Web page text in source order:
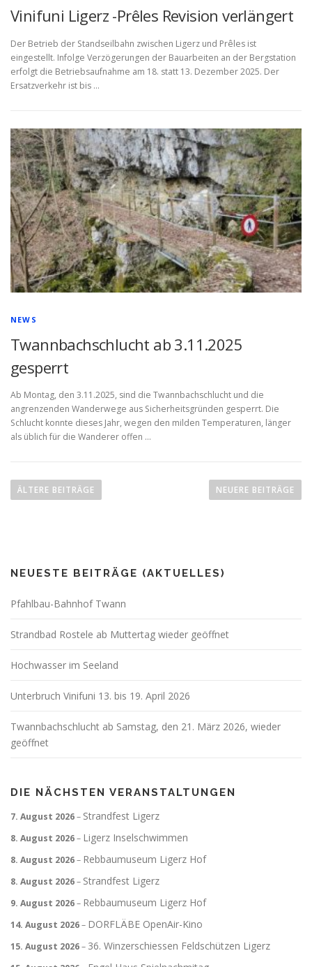
Vinifuni Ligerz -Prêles Revision verlängert
Der Betrieb der Standseilbahn zwischen Ligerz und Prêles ist
eingestellt. Infolge Verzögerungen der Bauarbeiten an der Bergstation
erfolgt die Betriebsaufnahme am 18. statt 13. Dezember 2025. Der
Ersatzverkehr ist bis …
NEWS
Twannbachschlucht ab 3.11.2025
gesperrt
Ab Montag, den 3.11.2025, sind die Twannbachschlucht und die
angrenzenden Wanderwege aus Sicherheitsgründen gesperrt. Die
Schlucht konnte dieses Jahr, wegen den milden Temperaturen, länger
als üblich für die Wanderer offen …
e
g
s
a
i
g
t
i
ÄLTERE BEITRÄGE NEUERE BEITRÄGE
NEUESTE BEITRÄGE (AKTUELLES)
Pfahlbau-Bahnhof Twann
Strandbad Rostele ab Muttertag wieder geöffnet
Hochwasser im Seeland
Unterbruch Vinifuni 13. bis 19. April 2026
Twannbachschlucht ab Samstag, den 21. März 2026, wieder
geöffnet
DIE NÄCHSTEN VERANSTALTUNGEN
7. August 2026– Strandfest Ligerz
8. August 2026– Ligerz Inselschwimmen
8. August 2026– Rebbaumuseum Ligerz Hof
8. August 2026– Strandfest Ligerz
9. August 2026– Rebbaumuseum Ligerz Hof
14. August 2026– DORFLÄBE OpenAir-Kino
15. August 2026– 36. Winzerschiessen Feldschützen Ligerz